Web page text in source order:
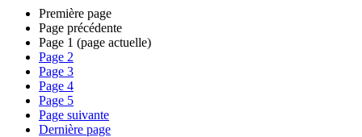
Première page
Page précédente
Page 1 (page actuelle)
Page 2
Page 3
Page 4
Page 5
Page suivante
Dernière page